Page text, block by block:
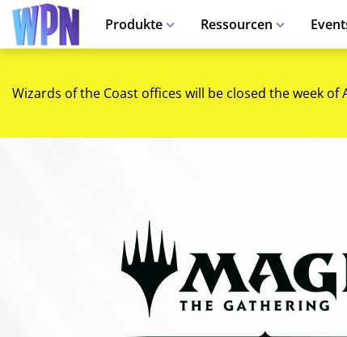
Produkte Ressourcen
Wizards of the Coast offices will be closed the week